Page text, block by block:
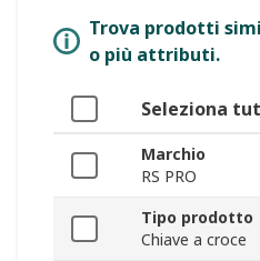
Trova prodotti
o più attributi.
Seleziona
Marchio
RS PRO
Tipo prodotto
Chiave a croce